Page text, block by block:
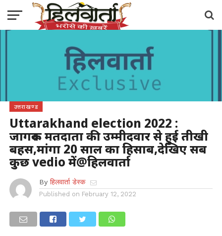
उत्तराखण्ड
Uttarakhand election 2022 :
जागरूक मतदाता की उम्मीदवार से हुई तीखी
बहस,मांगा 20 साल का हिसाब,देखिए सब
कुछ vedio में@हिलवार्ता
By हिलवार्ता डेस्क
Published on February 12, 2022